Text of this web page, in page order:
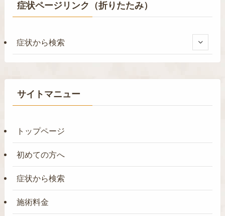
症状ページリンク（折りたたみ）
症状から検索
サイトマニュー
トップページ
初めての方へ
症状から検索
施術料金